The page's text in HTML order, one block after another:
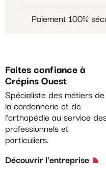
Paiement 100%
Faites confiance à
Crépins Ouest
Spécialiste des métiers de
la cordonnerie et de
l’orthopédie au service
professionnels et
particuliers.
Découvrir l'entreprise